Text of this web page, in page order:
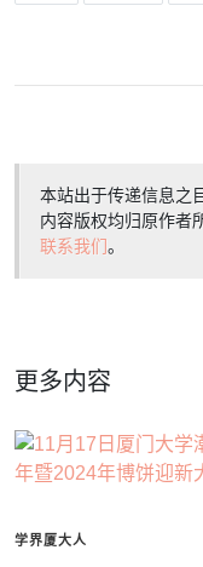
本站出于传递信息之
内容版权均归原作者
联系我们。
更多内容
学界厦大人